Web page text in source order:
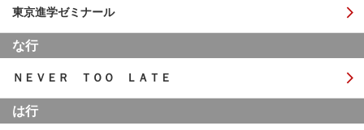
東京進学ゼミナール
な行
ＮＥＶＥＲ ＴＯＯ ＬＡＴＥ
は行